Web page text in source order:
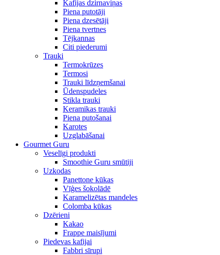
Kafijas dzirnaviņas
Piena putotāji
Piena dzesētāji
Piena tvertnes
Tējkannas
Citi piederumi
Trauki
Termokrūzes
Termosi
Trauki līdzņemšanai
Ūdenspudeles
Stikla trauki
Keramikas trauki
Piena putošanai
Karotes
Uzglabāšanai
Gourmet Guru
Veselīgi produkti
Smoothie Guru smūtiji
Uzkodas
Panettone kūkas
Vīģes šokolādē
Karamelizētas mandeles
Colomba kūkas
Dzērieni
Kakao
Frappe maisījumi
Piedevas kafijai
Fabbri sīrupi